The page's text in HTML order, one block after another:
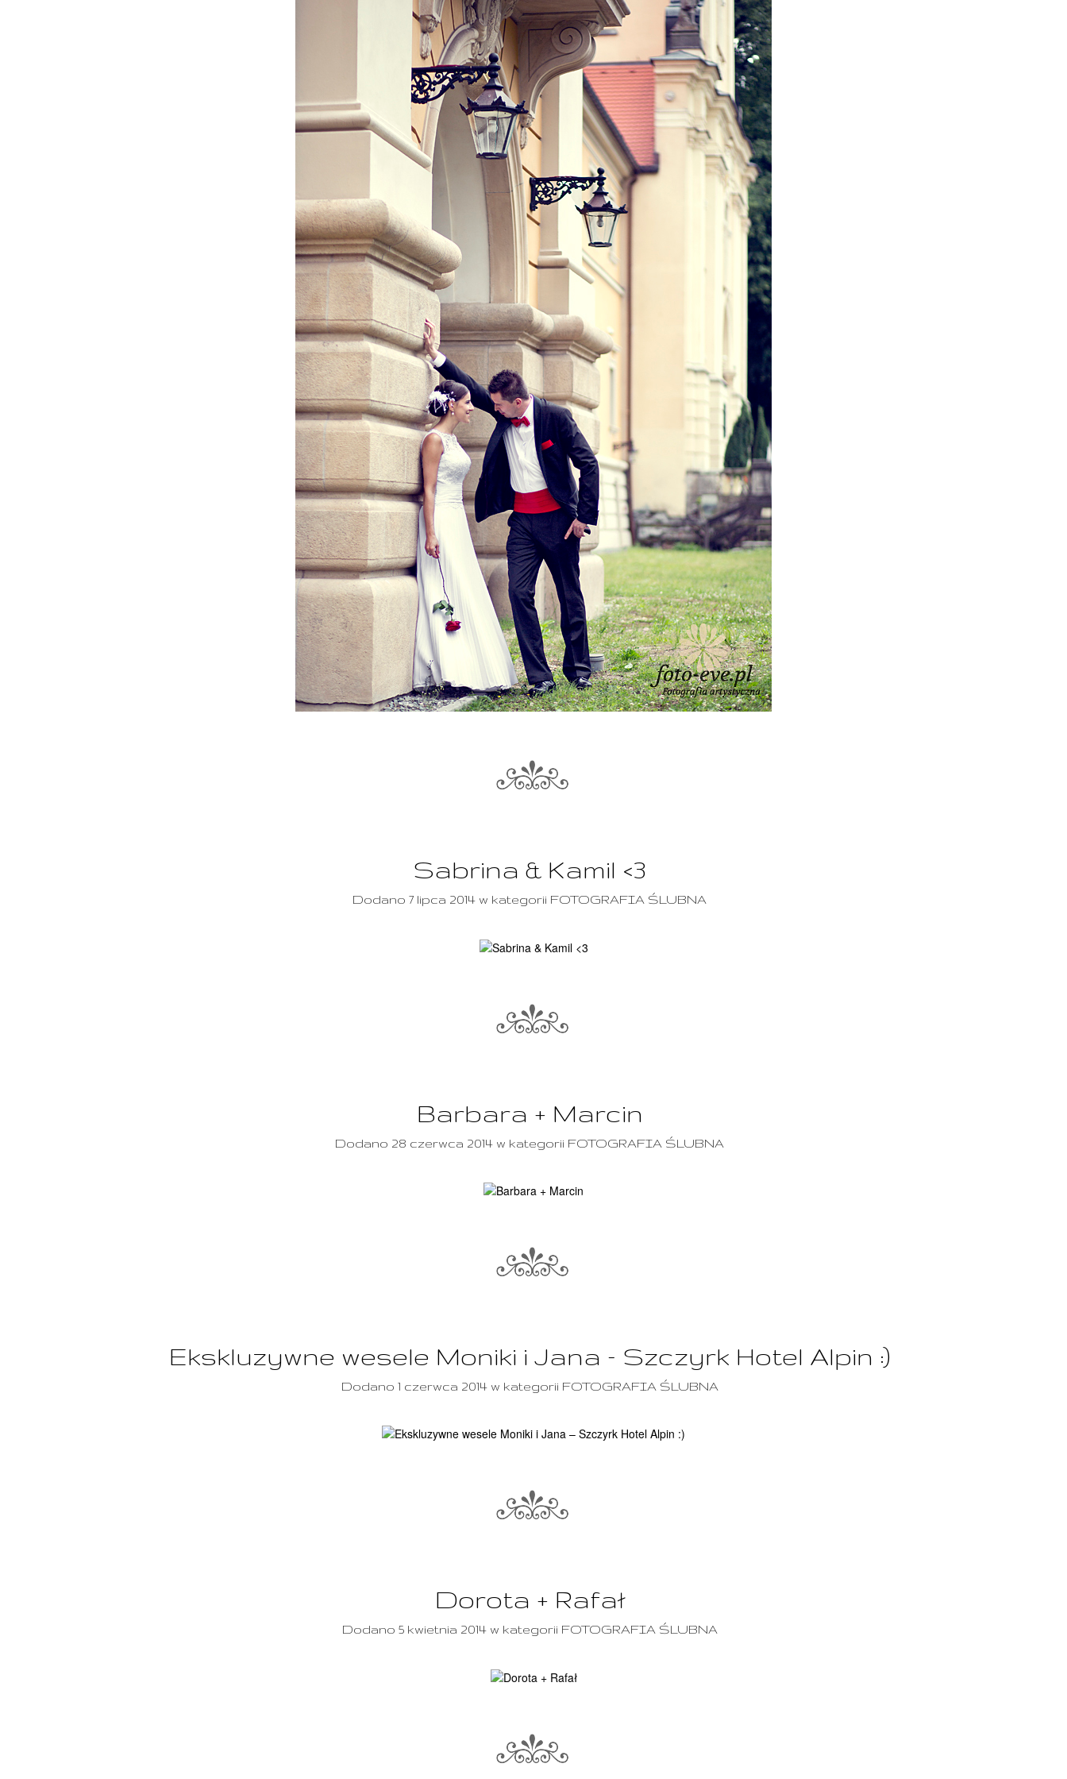
Sabrina & Kamil <3
Dodano 7 lipca 2014 w kategorii FOTOGRAFIA ŚLUBNA
Barbara + Marcin
Dodano 28 czerwca 2014 w kategorii FOTOGRAFIA ŚLUBNA
Ekskluzywne wesele Moniki i Jana – Szczyrk Hotel Alpin :)
Dodano 1 czerwca 2014 w kategorii FOTOGRAFIA ŚLUBNA
Dorota + Rafał
Dodano 5 kwietnia 2014 w kategorii FOTOGRAFIA ŚLUBNA